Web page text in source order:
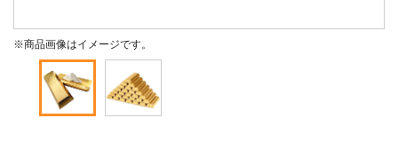
※商品画像はイメージです。